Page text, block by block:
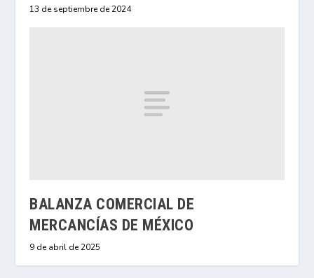
13 de septiembre de 2024
BALANZA COMERCIAL DE
MERCANCÍAS DE MÉXICO
9 de abril de 2025